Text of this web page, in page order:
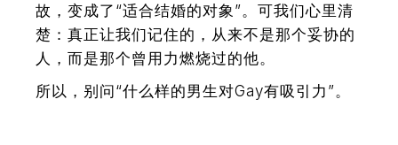
故，变成了“适合结婚的对象”。可我们心里清
楚：真正让我们记住的，从来不是那个妥协的
人，而是那个曾用力燃烧过的他。
所以，别问“什么样的男生对Gay有吸引力”。